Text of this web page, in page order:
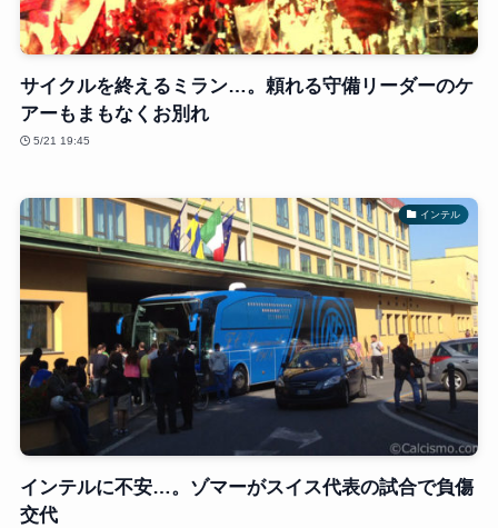
サイクルを終えるミラン…。頼れる守備リーダーのケ
アーもまもなくお別れ
5/21 19:45
インテル
インテルに不安…。ゾマーがスイス代表の試合で負傷
交代